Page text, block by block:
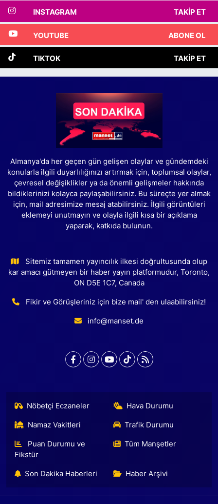
INSTAGRAM TAKIP ET
YOUTUBE ABONE OL
TIKTOK TAKIP ET
Almanya'da her geçen gün gelişen olaylar ve gündemdeki
konularla ilgili duyarlılığınızı artırmak için, toplumsal olaylar,
çevresel değişiklikler ya da önemli gelişmeler hakkında
bildiklerinizi kolayca paylaşabilirsiniz. Bu süreçte yer almak
için, mail adresimize mesaj atabilirsiniz. İlgili görüntüleri
eklemeyi unutmayın ve olayla ilgili kısa bir açıklama
yaparak, katkıda bulunun.
Sitemiz tamamen yayıncılık ilkesi doğrultusunda olup
kar amacı gütmeyen bir haber yayın platformudur, Toronto,
ON D5E 1C7, Canada
Fikir ve Görüşleriniz için bize mail' den ulaabilirsiniz!
info@manset.de
Nöbetçi Eczaneler Hava Durumu
Namaz Vakitleri Trafik Durumu
Puan Durumu ve
Fikstür
Tüm Manşetler
Son Dakika Haberleri Haber Arşivi